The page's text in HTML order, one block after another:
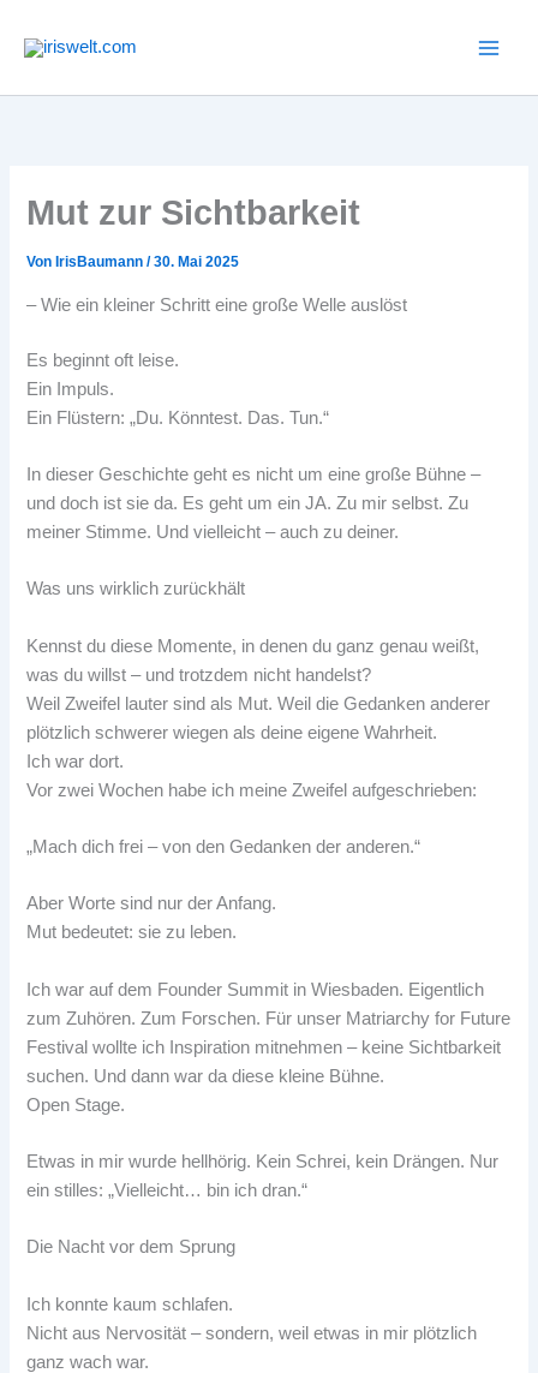
Inhalt
Mut zur Sichtbarkeit
Von IrisBaumann/30. Mai 2025
– Wie ein kleiner Schritt eine große Welle auslöst
Es beginnt oft leise.
Ein Impuls.
Ein Flüstern: „Du. Könntest. Das. Tun.“
In dieser Geschichte geht es nicht um eine große Bühne –
und doch ist sie da. Es geht um ein JA. Zu mir selbst. Zu
meiner Stimme. Und vielleicht – auch zu deiner.
Was uns wirklich zurückhält
Kennst du diese Momente, in denen du ganz genau weißt,
was du willst – und trotzdem nicht handelst?
Weil Zweifel lauter sind als Mut. Weil die Gedanken anderer
plötzlich schwerer wiegen als deine eigene Wahrheit.
Ich war dort.
Vor zwei Wochen habe ich meine Zweifel aufgeschrieben:
„Mach dich frei – von den Gedanken der anderen.“
Aber Worte sind nur der Anfang.
Mut bedeutet: sie zu leben.
Ich war auf dem Founder Summit in Wiesbaden. Eigentlich
zum Zuhören. Zum Forschen. Für unser Matriarchy for Future
Festival wollte ich Inspiration mitnehmen – keine Sichtbarkeit
suchen. Und dann war da diese kleine Bühne.
Open Stage.
Etwas in mir wurde hellhörig. Kein Schrei, kein Drängen. Nur
ein stilles: „Vielleicht… bin ich dran.“
Die Nacht vor dem Sprung
Ich konnte kaum schlafen.
Nicht aus Nervosität – sondern, weil etwas in mir plötzlich
ganz wach war.